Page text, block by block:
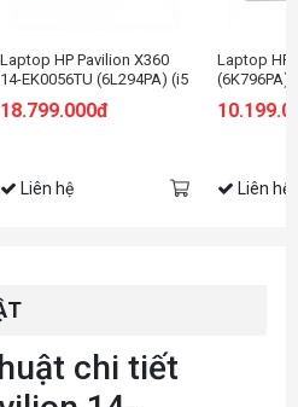
Laptop HP Pavilion X360
14-EK0056TU (6L294PA) (i5
SSD/14 FHD Cảm
18.799.000đ
Liên hệ
Laptop HP
(6K796PA)
HD/
Liên hệ
chi tiết